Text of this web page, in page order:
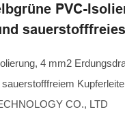
PVC-
4 mm2
CO., LTD